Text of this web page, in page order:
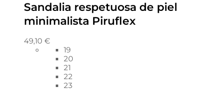
Sandalia respetuosa de piel
minimalista Piruflex
49,10 €
19
20
21
22
23